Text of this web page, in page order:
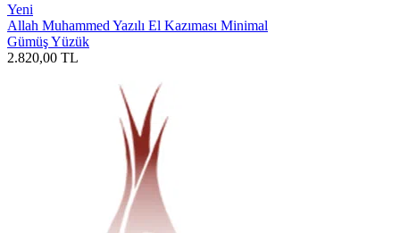
Yeni
Allah Muhammed Yazılı El Kazıması Minimal
Gümüş Yüzük
2.820,00 TL